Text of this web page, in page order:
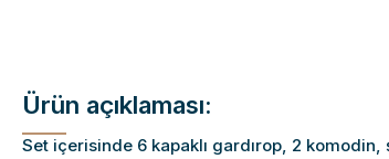
Ürün açıklaması:
Set içerisinde 6 kapaklı gardırop, 2